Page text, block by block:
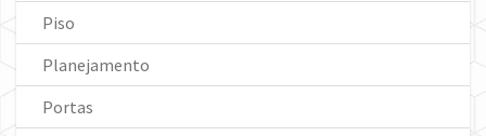
Piso
Planejamento
Portas